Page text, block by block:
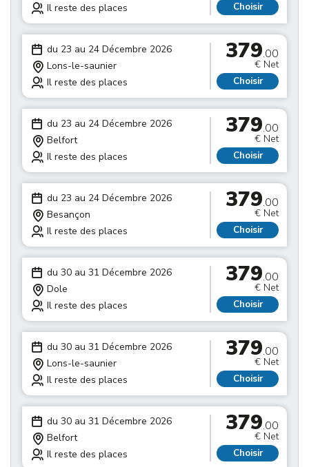
Il reste des places
Choisir
du 23 au 24 Décembre 2026
Lons-le-saunier
Il reste des places
379.00
€ Net
Choisir
du 23 au 24 Décembre 2026
Belfort
Il reste des places
379.00
€ Net
Choisir
du 23 au 24 Décembre 2026
Besançon
Il reste des places
379.00
€ Net
Choisir
du 30 au 31 Décembre 2026
Dole
Il reste des places
379.00
€ Net
Choisir
du 30 au 31 Décembre 2026
Lons-le-saunier
Il reste des places
379.00
€ Net
Choisir
du 30 au 31 Décembre 2026
Belfort
Il reste des places
379.00
€ Net
Choisir